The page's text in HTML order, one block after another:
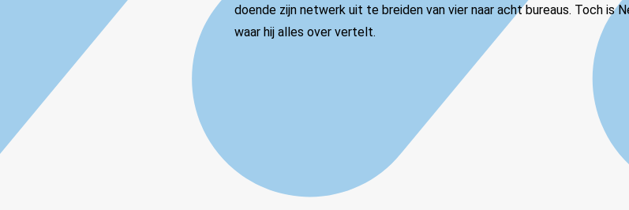
doende zijn netwerk uit te breiden van vier naar acht bureaus. Toch is
waar hij alles over vertelt.